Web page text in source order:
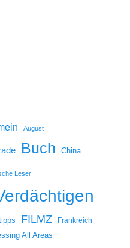
August
Buch China
Leser
FILMZ
Frankreich
All Areas